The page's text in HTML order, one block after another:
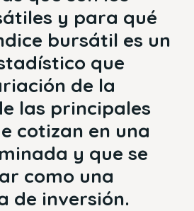
y para qué
bursátil es un
que
de la
las principales
cotizan en una
y que se
como una
de inversión.